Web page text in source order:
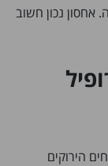
אחסון נכון חשוב
הירוקים